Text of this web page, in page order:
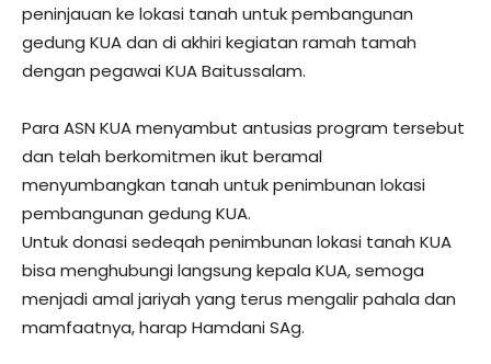
peninjauan ke lokasi tanah untuk pembangunan
gedung KUA dan di akhiri kegiatan ramah tamah
dengan pegawai KUA Baitussalam.
Para ASN KUA menyambut antusias program tersebut
dan telah berkomitmen ikut beramal
menyumbangkan tanah untuk penimbunan lokasi
pembangunan gedung KUA.
Untuk donasi sedeqah penimbunan lokasi tanah KUA
bisa menghubungi langsung kepala KUA, semoga
menjadi amal jariyah yang terus mengalir pahala dan
mamfaatnya, harap Hamdani SAg.